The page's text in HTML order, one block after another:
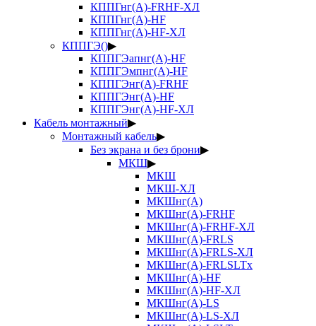
КППГнг(А)-FRHF-ХЛ
КППГнг(А)-HF
КППГнг(А)-HF-ХЛ
КППГЭ()▶
КППГЭапнг(А)-HF
КППГЭмпнг(А)-HF
КППГЭнг(А)-FRHF
КППГЭнг(А)-HF
КППГЭнг(А)-HF-ХЛ
Кабель монтажный▶
Монтажный кабель▶
Без экрана и без брони▶
МКШ▶
МКШ
МКШ-ХЛ
МКШнг(А)
МКШнг(А)-FRHF
МКШнг(А)-FRHF-ХЛ
МКШнг(А)-FRLS
МКШнг(А)-FRLS-ХЛ
МКШнг(А)-FRLSLTx
МКШнг(А)-HF
МКШнг(А)-HF-ХЛ
МКШнг(А)-LS
МКШнг(А)-LS-ХЛ